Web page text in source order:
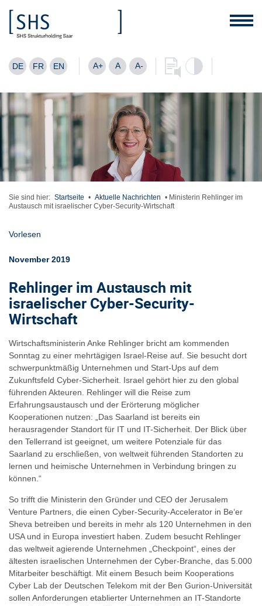
DE FR EN A+ A A-
Sie sind hier: Startseite • Aktuelle Nachrichten • Ministerin Rehlinger im
Austausch mit israelischer Cyber-Security-Wirtschaft
Vorlesen
November 2019
Rehlinger im Austausch mit
israelischer Cyber-Security-
Wirtschaft
Wirtschaftsministerin Anke Rehlinger bricht am kommenden
Sonntag zu einer mehrtägigen Israel-Reise auf. Sie besucht dort
schwerpunktmäßig Unternehmen und Start-Ups auf dem
Zukunftsfeld Cyber-Sicherheit. Israel gehört hier zu den global
führenden Akteuren. Rehlinger will die Reise zum
Erfahrungsaustausch und der Erörterung möglicher
Kooperationen nutzen: „Das Saarland ist bereits ein
herausragender Standort für IT und IT-Sicherheit. Der Blick über
den Tellerrand ist geeignet, um weitere Potenziale für das
Saarland zu erschließen, von weltweit führenden Standorten zu
lernen und heimische Unternehmen in Verbindung bringen zu
können.“
So trifft die Ministerin den Gründer und CEO der Jerusalem
Venture Partners, die einen Cyber-Security-Accelerator in Be‘er
Sheva betreiben und bereits in mehr als 120 Unternehmen in den
USA und in Europa investiert haben. Zudem besucht Rehlinger
das weltweit agierende Unternehmen „Checkpoint“, eines der
ältesten israelischen Unternehmen der Cyber-Branche, das 5.000
Mitarbeiter beschäftigt. Mit einem Besuch beim Kooperations
Cyber Lab der Deutschen Telekom mit der Ben Gurion-Universität
sollen Anforderungen etablierter Unternehmen an IT-Standorte